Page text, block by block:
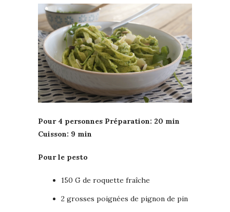
Pour 4 personnes Préparation: 20 min
Cuisson: 9 min
Pour le pesto
150 G de roquette fraîche
2 grosses poignées de pignon de pin